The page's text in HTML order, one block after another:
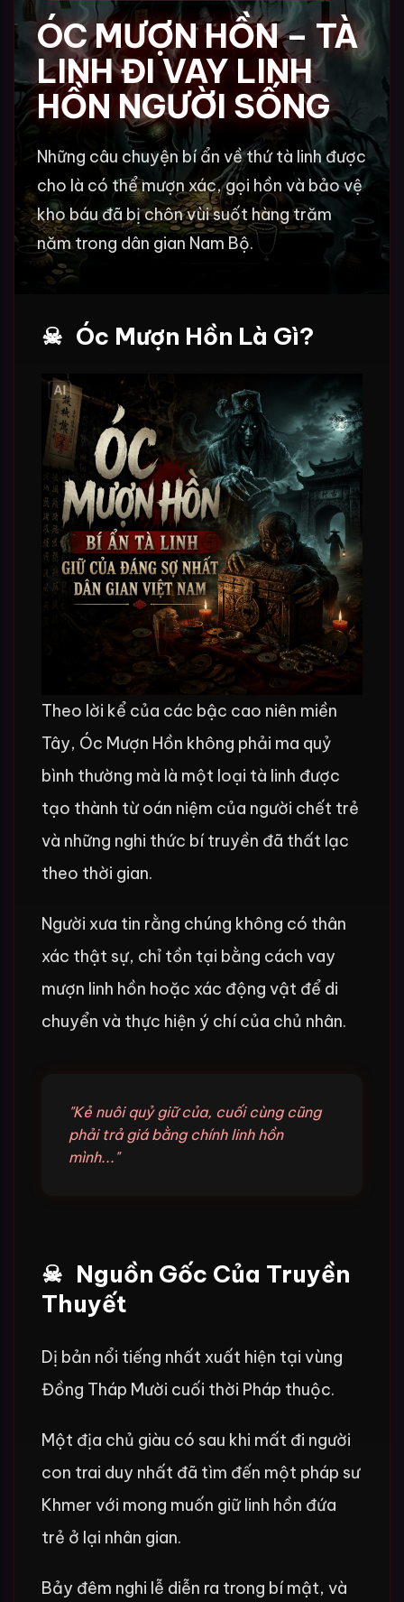
ÓC MƯỢN HỒN – TÀ
LINH ĐI VAY LINH
HỒN NGƯỜI SỐNG
Những câu chuyện bí ẩn về thứ tà linh được
cho là có thể mượn xác, gọi hồn và bảo vệ
kho báu đã bị chôn vùi suốt hàng trăm
năm trong dân gian Nam Bộ.
Óc Mượn Hồn Là Gì?
Theo lời kể của các bậc cao niên miền
Tây, Óc Mượn Hồn không phải ma quỷ
bình thường mà là một loại tà linh được
tạo thành từ oán niệm của người chết trẻ
và những nghi thức bí truyền đã thất lạc
theo thời gian.
Người xưa tin rằng chúng không có thân
xác thật sự, chỉ tồn tại bằng cách vay
mượn linh hồn hoặc xác động vật để di
chuyển và thực hiện ý chí của chủ nhân.
"Kẻ nuôi quỷ giữ của, cuối cùng cũng
phải trả giá bằng chính linh hồn
mình..."
Nguồn Gốc Của Truyền
Thuyết
Dị bản nổi tiếng nhất xuất hiện tại vùng
Đồng Tháp Mười cuối thời Pháp thuộc.
Một địa chủ giàu có sau khi mất đi người
con trai duy nhất đã tìm đến một pháp sư
Khmer với mong muốn giữ linh hồn đứa
trẻ ở lại nhân gian.
Bảy đêm nghi lễ diễn ra trong bí mật, và